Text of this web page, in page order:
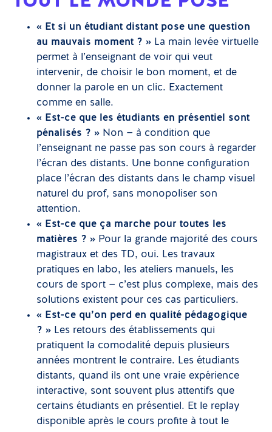
« Et si un étudiant distant pose une question
au mauvais moment ? » La main levée virtuelle
permet à l’enseignant de voir qui veut
intervenir, de choisir le bon moment, et de
donner la parole en un clic. Exactement
comme en salle.
« Est-ce que les étudiants en présentiel sont
pénalisés ? » Non — à condition que
l’enseignant ne passe pas son cours à regarder
l’écran des distants. Une bonne configuration
place l’écran des distants dans le champ visuel
naturel du prof, sans monopoliser son
attention.
« Est-ce que ça marche pour toutes les
matières ? » Pour la grande majorité des cours
magistraux et des TD, oui. Les travaux
pratiques en labo, les ateliers manuels, les
cours de sport — c’est plus complexe, mais des
solutions existent pour ces cas particuliers.
« Est-ce qu’on perd en qualité pédagogique
? » Les retours des établissements qui
pratiquent la comodalité depuis plusieurs
années montrent le contraire. Les étudiants
distants, quand ils ont une vraie expérience
interactive, sont souvent plus attentifs que
certains étudiants en présentiel. Et le replay
disponible après le cours profite à tout le